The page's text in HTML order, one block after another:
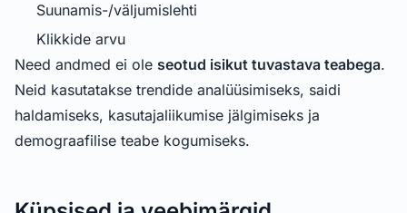
Suunamis-/väljumislehti
Klikkide arvu
Need andmed ei ole seotud isikut tuvastava teabega.
Neid kasutatakse trendide analüüsimiseks, saidi
haldamiseks, kasutajaliikumise jälgimiseks ja
demograafilise teabe kogumiseks.